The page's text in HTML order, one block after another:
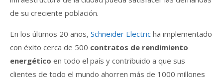
de su creciente población.
En los últimos 20 años, Schneider Electric ha implementado
con éxito cerca de 500 contratos de rendimiento
energético en todo el país y contribuido a que sus
clientes de todo el mundo ahorren más de 1000 millones